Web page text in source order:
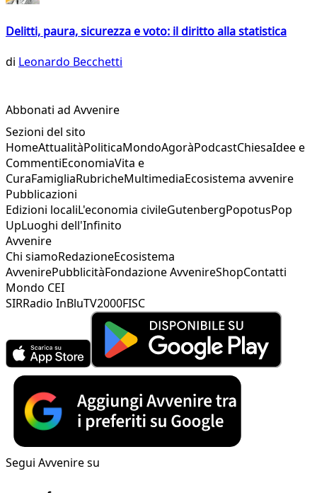
Delitti, paura, sicurezza e voto: il diritto alla statistica
di Leonardo Becchetti
Abbonati ad Avvenire
Sezioni del sito
HomeAttualitàPoliticaMondoAgoràPodcastChiesaIdee e
CommentiEconomiaVita e
CuraFamigliaRubricheMultimediaEcosistema avvenire
Pubblicazioni
Edizioni localiL'economia civileGutenbergPopotusPop
UpLuoghi dell'Infinito
Avvenire
Chi siamoRedazioneEcosistema
AvvenirePubblicitàFondazione AvvenireShopContatti
Mondo CEI
SIRRadio InBluTV2000FISC
Segui Avvenire su